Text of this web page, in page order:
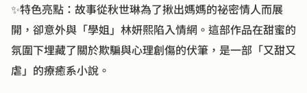
✨特色亮點：故事從秋世琳為了揪出媽媽的祕密情人而展
開，卻意外與「學姐」林妍熙陷入情網。這部作品在甜蜜的
氛圍下埋藏了關於欺騙與心理創傷的伏筆，是一部「又甜又
虐」的療癒系小說。